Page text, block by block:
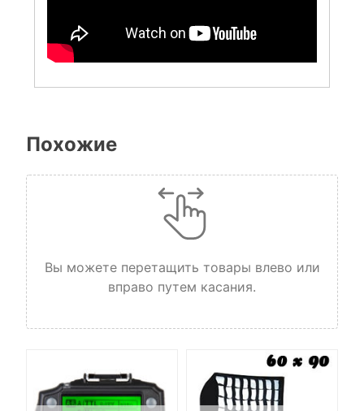
Похожие
Вы можете перетащить товары влево или
вправо путем касания.